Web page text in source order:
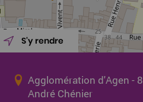
S'y rendre
Agglomération d'Agen -
André Chénier